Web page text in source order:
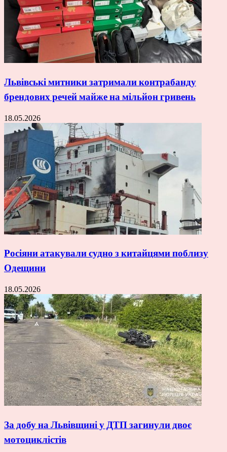
Львівські митники затримали контрабанду
брендових речей майже на мільйон гривень
18.05.2026
Росіяни атакували судно з китайцями поблизу
Одещини
18.05.2026
За добу на Львівщині у ДТП загинули двоє
мотоциклістів